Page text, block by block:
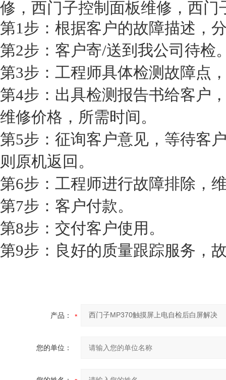
修，西门子控制面板维修，西门
第1步：根据客户的故障描述，
第2步：客户寄/送到我公司待检
第3步：工程师具体检测故障点
第4步：出具检测报告书给客户
维修价格，所需时间。
第5步：征询客户意见，等待客
则原机返回。
第6步：工程师进行故障排除，
第7步：客户付款。
第8步：交付客户使用。
第9步：良好的质量跟踪服务，
产品：
您的单位：